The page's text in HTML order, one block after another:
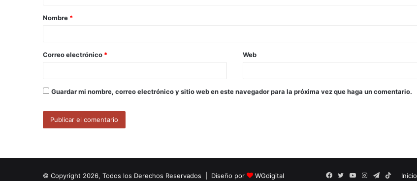
a
r
*
Nombre *
Correo electrónico * Web
Guardar mi nombre, correo electrónico y sitio web en este navegador para la próxima vez que haga un comentario.
© Copyright 2026, Todos los Derechos Reservados | Diseño por WGdigital Inicio
Facebook
TwitterYouTubeInstagramTelegram
TikTok